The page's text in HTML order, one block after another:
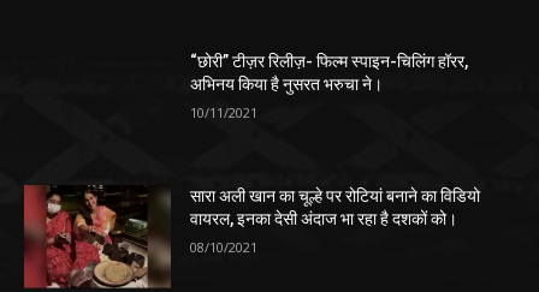
“छोरी” टीज़र रिलीज़- फिल्म स्पाइन-चिलिंग हॉरर,
अभिनय किया है नुसरत भरुचा ने।
10/11/2021
सारा अली खान का चूल्हे पर रोटियां बनाने का विडियो
वायरल, इनका देसी अंदाज भा रहा है दशकों को।
08/10/2021